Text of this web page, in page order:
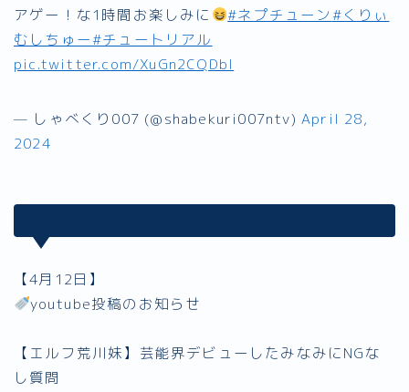
アゲー！な1時間お楽しみに #ネプチューン #くりぃ
むしちゅー#チュートリアル
pic.twitter.com/XuGn2CQDbl
— しゃべくり007 (@shabekuri007ntv) April 28,
2024
【4月12日】
youtube投稿のお知らせ
【エルフ荒川妹】芸能界デビューしたみなみにNGな
し質問